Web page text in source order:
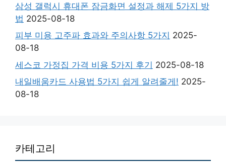
삼성 갤럭시 휴대폰 잠금화면 설정과 해제 5가지 방
법 2025-08-18
피부 미용 고주파 효과와 주의사항 5가지 2025-
08-18
세스코 가정집 가격 비용 5가지 후기 2025-08-18
내일배움카드 사용법 5가지 쉽게 알려줄게! 2025-
08-18
카테고리